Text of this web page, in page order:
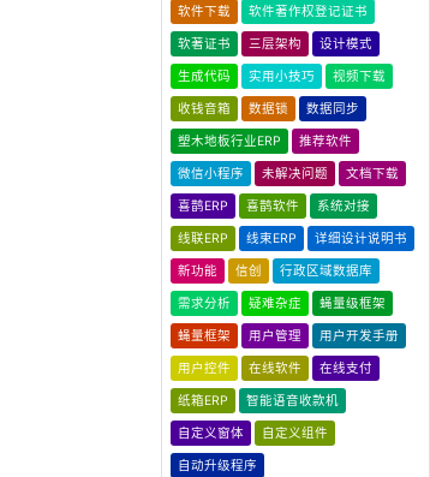
软件下载 软件著作权登记证书
软著证书 三层架构 设计模式
生成代码 实用小技巧 视频下载
收钱音箱 数据锁 数据同步
塑木地板行业ERP 推荐软件
微信小程序 未解决问题 文档下载
喜鹊ERP 喜鹊软件 系统对接
线联ERP 线束ERP 详细设计说明书
新功能 信创 行政区域数据库
需求分析 疑难杂症 蝇量级框架
蝇量框架 用户管理 用户开发手册
用户控件 在线软件 在线支付
纸箱ERP 智能语音收款机
自定义窗体 自定义组件
自动升级程序